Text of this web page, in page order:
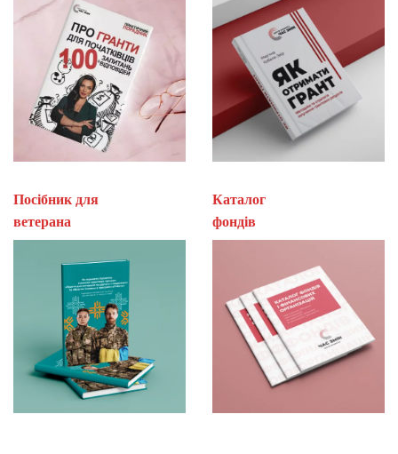
Посібник для
ветерана
Каталог